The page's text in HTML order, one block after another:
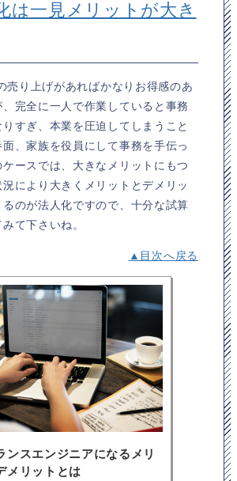
は一見メリットが大き
売り上げがあればかなりお得感のあ
完全に一人で作業していると事務
すぎ、本業を圧迫してしまうこと
、家族を役員にして事務を手伝っ
ースでは、大きなメリットにもつ
により大きくメリットとデメリッ
るのが法人化ですので、十分な試算
て下さいね。
▲目次へ戻る
ンスエンジニアになるメリ
メリットとは